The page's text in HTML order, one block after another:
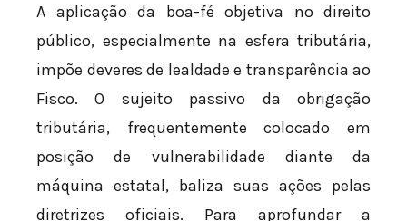
A aplicação da boa-fé objetiva no direito
público, especialmente na esfera tributária,
impõe deveres de lealdade e transparência ao
Fisco. O sujeito passivo da obrigação
tributária, frequentemente colocado em
posição de vulnerabilidade diante da
máquina estatal, baliza suas ações pelas
diretrizes oficiais. Para aprofundar a